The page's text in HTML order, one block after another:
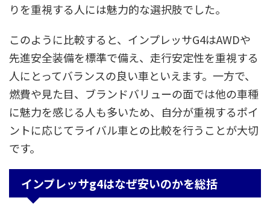
りを重視する人には魅力的な選択肢でした。
このように比較すると、インプレッサG4はAWDや
先進安全装備を標準で備え、走行安定性を重視する
人にとってバランスの良い車といえます。一方で、
燃費や見た目、ブランドバリューの面では他の車種
に魅力を感じる人も多いため、自分が重視するポイ
ントに応じてライバル車との比較を行うことが大切
です。
インプレッサg4はなぜ安いのかを総括